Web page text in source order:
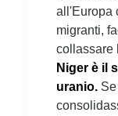
all'Europa
migranti,
collassare
Niger è il
uranio.